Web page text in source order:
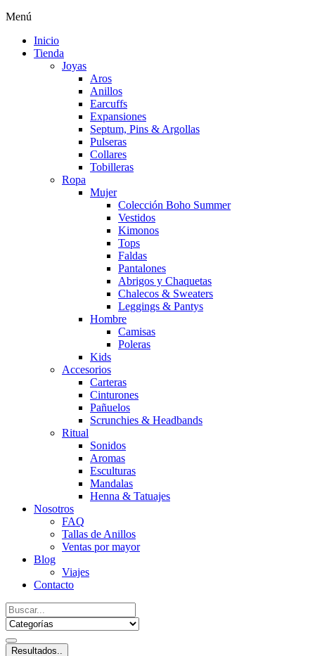
Menú
Inicio
Tienda
Joyas
Aros
Anillos
Earcuffs
Expansiones
Septum, Pins & Argollas
Pulseras
Collares
Tobilleras
Ropa
Mujer
Colección Boho Summer
Vestidos
Kimonos
Tops
Faldas
Pantalones
Abrigos y Chaquetas
Chalecos & Sweaters
Leggings & Pantys
Hombre
Camisas
Poleras
Kids
Accesorios
Carteras
Cinturones
Pañuelos
Scrunchies & Headbands
Ritual
Sonidos
Aromas
Esculturas
Mandalas
Henna & Tatuajes
Nosotros
FAQ
Tallas de Anillos
Ventas por mayor
Blog
Viajes
Contacto
Resultados..